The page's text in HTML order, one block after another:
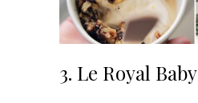
3. Le Royal Baby